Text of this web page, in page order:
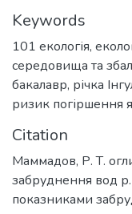
Keywords
101 екологія,
середовища та
бакалавр, річка
ризик погіршення
Citation
Маммадов, Р. Т.
забруднення вод
показниками